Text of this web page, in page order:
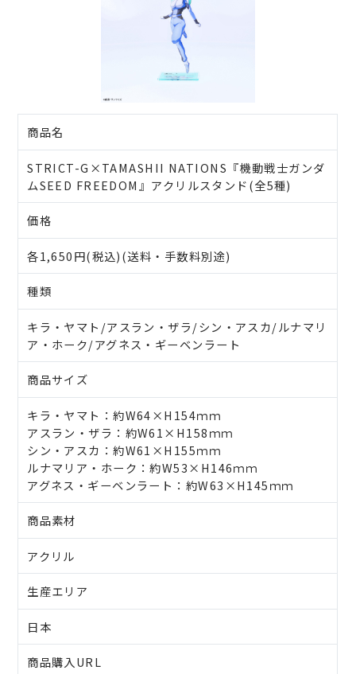
商品名
STRICT-G×TAMASHII NATIONS『機動戦士ガンダ
ムSEED FREEDOM』アクリルスタンド(全5種)
価格
各1,650円(税込)(送料・手数料別途)
種類
キラ・ヤマト/アスラン・ザラ/シン・アスカ/ルナマリ
ア・ホーク/アグネス・ギーベンラート
商品サイズ
キラ・ヤマト：約W64×H154ｍｍ
アスラン・ザラ：約W61×H158ｍｍ
シン・アスカ：約W61×H155ｍｍ
ルナマリア・ホーク：約W53×H146ｍｍ
アグネス・ギーベンラート：約W63×H145ｍｍ
商品素材
アクリル
生産エリア
日本
商品購入URL